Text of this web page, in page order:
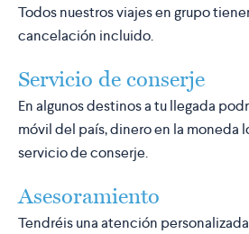
Todos nuestros viajes en grupo
cancelación incluido.
Servicio de conserje
En algunos destinos a tu llegada
móvil del país, dinero en la moneda
servicio de conserje.
Asesoramiento
Tendréis una atención